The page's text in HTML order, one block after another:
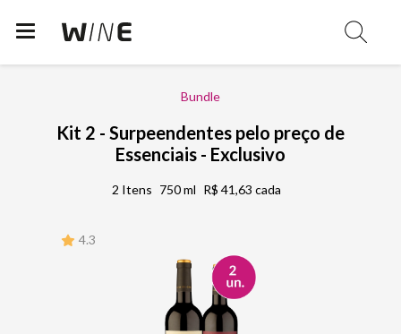
Bundle
Kit 2 - Surpeendentes pelo preço de
Essenciais - Exclusivo
2 Itens 750 ml R$ 41,63 cada
4.3